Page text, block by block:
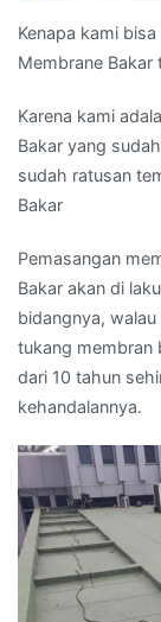
Kenapa kami
Membrane Bakar
Karena kami
Bakar yang
sudah ratusan
Bakar
Pemasangan
Bakar akan di
bidangnya,
tukang membran
dari 10 tahun
kehandalannya.